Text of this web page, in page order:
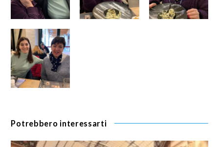
Potrebbero interessarti